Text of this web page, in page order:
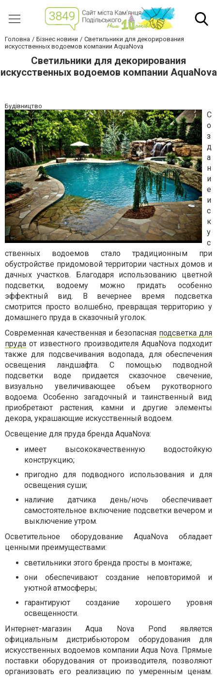
Головна Бізнес новини
Светильники для декорирования
искусственных водоемов компании AquaNova
Светильники для декорирования
искусственных водоемов компании AquaNova
Будівництво
С
о
з
д
а
н
и
е
и
с
к
у
с
ственных водоемов стало традиционным при
обустройстве придомовой территории частных домов и
дачных участков. Благодаря использованию цветной
подсветки, водоему можно придать особенно
эффектный вид. В вечернее время подсветка
смотрится просто волшебно, превращая территорию у
домашнего пруда в сказочный уголок.
Современная качественная и безопасная подсветка для
пруда от известного производителя AquaNova подходит
также для подсвечивания водопада, для обеспечения
освещения ландшафта. С помощью подводной
подсветки воде придается сказочное свечение,
визуально увеличивающее объем рукотворного
водоема. Особенно загадочный и таинственный вид
приобретают растения, камни и другие элементы
декора, украшающие искусственный водоем.
Освещение для пруда бренда AquaNova:
имеет высококачественную водостойкую
конструкцию;
пригодно для подводного использования и для
освещения суши;
наличие датчика день/ночь обеспечивает
самостоятельное включение подсветки вечером и
выключение утром.
Осветительное оборудование AquaNova обладает
ценными преимуществами:
светильники этого бренда просты в монтаже;
они обеспечивают создание неповторимой и
уютной атмосферы;
гарантируют создание хорошего уровня
освещенности.
Интернет-магазин Aqua Nova Pond является
официальным дистрибьютором оборудования для
искусственных водоемов компании Aqua Nova. Прямые
поставки оборудования от производителя, позволяют
организовать его реализацию по умеренным ценам.